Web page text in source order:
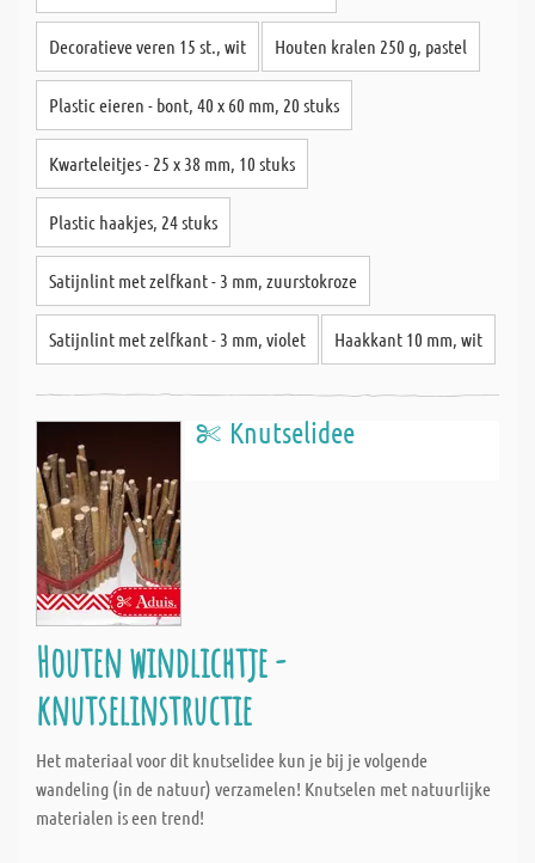
Decoratieve veren 15 st., wit Houten kralen 250 g, pastel
Plastic eieren - bont, 40 x 60 mm, 20 stuks
Kwarteleitjes - 25 x 38 mm, 10 stuks
Plastic haakjes, 24 stuks
Satijnlint met zelfkant - 3 mm, zuurstokroze
Satijnlint met zelfkant - 3 mm, violet Haakkant 10 mm, wit
Knutselidee
Houten windlichtje -
knutselinstructie
Het materiaal voor dit knutselidee kun je bij je volgende
wandeling (in de natuur) verzamelen! Knutselen met natuurlijke
materialen is een trend!